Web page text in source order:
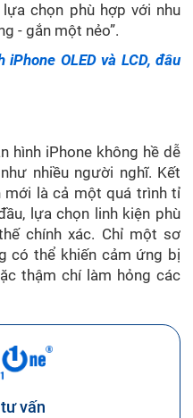
chọn phù hợp với nhu
- gắn một nẻo”.
iPhone OLED và LCD, đâu
hình iPhone không hề dễ
nhiều người nghĩ. Kết
mới là cả một quá trình tỉ
lựa chọn linh kiện phù
chính xác. Chỉ một sơ
có thể khiến cảm ứng bị
thậm chí làm hỏng các
vấn